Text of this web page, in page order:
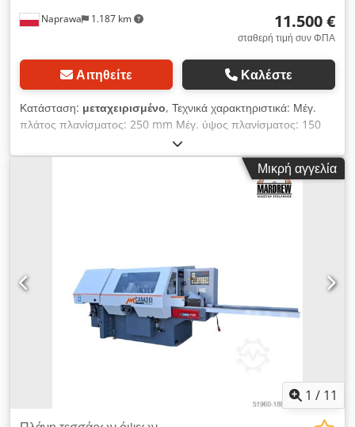
Naprawa 1.187 km 11.500 €
σταθερή τιμή συν ΦΠΑ
Αιτηθείτε Καλέστε
Κατάσταση: μεταχειρισμένο, Τεχνικά χαρακτηριστικά: Μέγ.
πλάτος πλανίσματος: 250 mm Μέγ. ύψος πλανίσματος: 150
mm Διάμετρος ατράκτου: 40 mm 6 άτρακτοι: κάτω 5,5 kW
δεξιά 5,5 kW αριστερά 7,5 kW δεξιά 7,5 kW (μέγ. ύψος
πλανίσματος: 270 mm) άνω 7,5 kW κάτω 4 kW δεξί-πριόνι 4
kW Κάθε άτρακτος με ξεχωριστό κινητήρα 9 οδοντωτοί
Uekr Ηλεκτρική ανύψωση κορμού Τροφοδοσία: 400 V
Μικρή αγγελία
1 / 11